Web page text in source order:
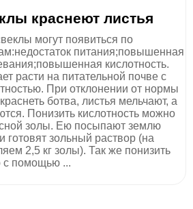
краснеют листья
могут появиться по
питания;повышенная
кислотность.
расти на питательной почве с
При отклонении от нормы
ботва, листья мельчают, а
Понизить кислотность можно
золы. Ею посыпают землю
готовят зольный раствор (на
2,5 кг золы). Так же понизить
с помощью ...